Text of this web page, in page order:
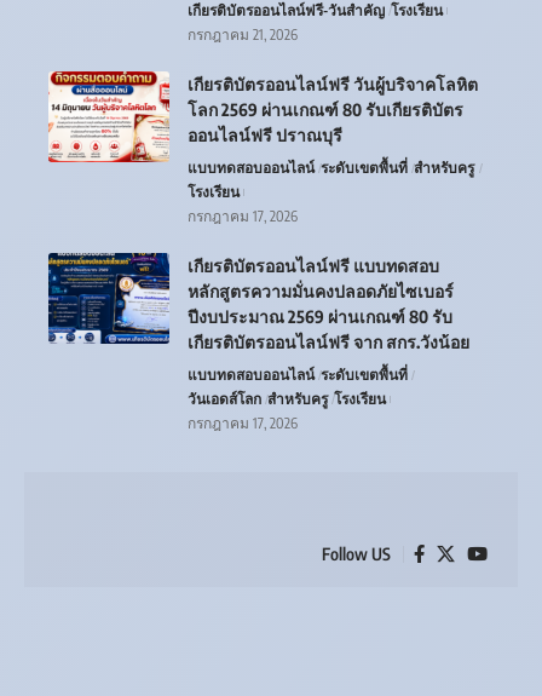
เกียรติบัตรออนไลน์ฟรี-วันสำคัญ โรงเรียน
กรกฎาคม 21, 2026
เกียรติบัตรออนไลน์ฟรี วันผู้บริจาคโลหิต
โลก 2569 ผ่านเกณฑ์ 80 รับเกียรติบัตร
ออนไลน์ฟรี ปราณบุรี
แบบทดสอบออนไลน์ ระดับเขตพื้นที่ สำหรับครู
โรงเรียน
กรกฎาคม 17, 2026
เกียรติบัตรออนไลน์ฟรี แบบทดสอบ
หลักสูตรความมั่นคงปลอดภัยไซเบอร์
ปีงบประมาณ 2569 ผ่านเกณฑ์ 80 รับ
เกียรติบัตรออนไลน์ฟรี จาก สกร.วังน้อย
แบบทดสอบออนไลน์ ระดับเขตพื้นที่
วันเอดส์โลก สำหรับครู โรงเรียน
กรกฎาคม 17, 2026
Follow US